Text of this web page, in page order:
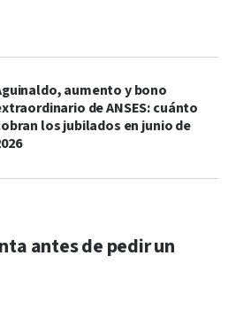
aumento y bono
de ANSES: cuánto
los jubilados en junio de
antes de pedir un